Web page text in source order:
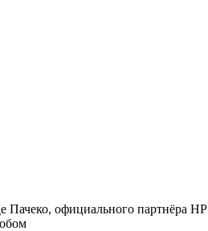
Пачеко, официального партнёра HP